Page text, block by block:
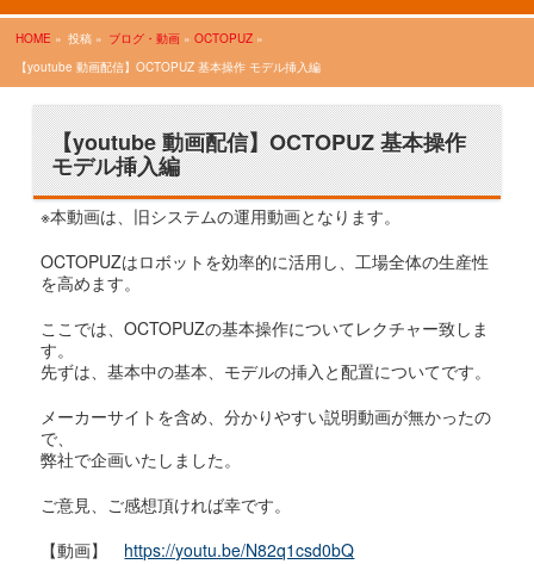
HOME » 投稿 » ブログ・動画 »OCTOPUZ »
【youtube 動画配信】OCTOPUZ 基本操作 モデル挿入編
【youtube 動画配信】OCTOPUZ 基本操作
モデル挿入編
※本動画は、旧システムの運用動画となります。
OCTOPUZはロボットを効率的に活用し、工場全体の生産性
を高めます。
ここでは、OCTOPUZの基本操作についてレクチャー致しま
す。
先ずは、基本中の基本、モデルの挿入と配置についてです。
メーカーサイトを含め、分かりやすい説明動画が無かったの
で、
弊社で企画いたしました。
ご意見、ご感想頂ければ幸です。
【動画】 https://youtu.be/N82q1csd0bQ